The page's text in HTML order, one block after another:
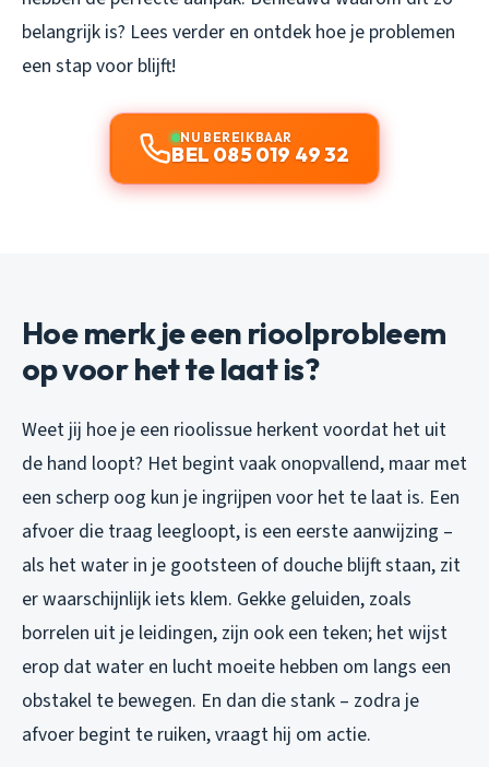
belangrijk is? Lees verder en ontdek hoe je problemen
een stap voor blijft!
NU BEREIKBAAR
BEL 085 019 49 32
Hoe merk je een rioolprobleem
op voor het te laat is?
Weet jij hoe je een rioolissue herkent voordat het uit
de hand loopt? Het begint vaak onopvallend, maar met
een scherp oog kun je ingrijpen voor het te laat is. Een
afvoer die traag leegloopt, is een eerste aanwijzing –
als het water in je gootsteen of douche blijft staan, zit
er waarschijnlijk iets klem. Gekke geluiden, zoals
borrelen uit je leidingen, zijn ook een teken; het wijst
erop dat water en lucht moeite hebben om langs een
obstakel te bewegen. En dan die stank – zodra je
afvoer begint te ruiken, vraagt hij om actie.